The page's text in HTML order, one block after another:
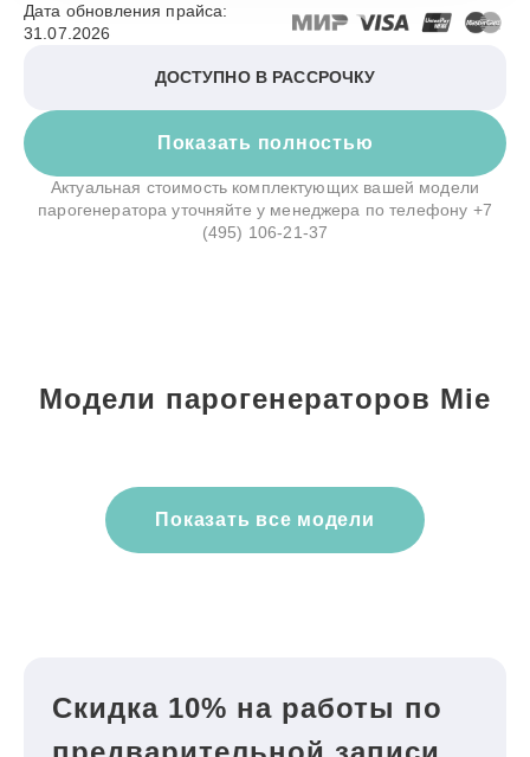
Показать полностью
Дата обновления прайса:
31.07.2026
ДОСТУПНО В РАССРОЧКУ
Актуальная стоимость комплектующих вашей модели
парогенератора уточняйте у менеджера по телефону +7
(495) 106-21-37
Модели парогенераторов Mie
Показать все модели
Скидка 10% на работы по